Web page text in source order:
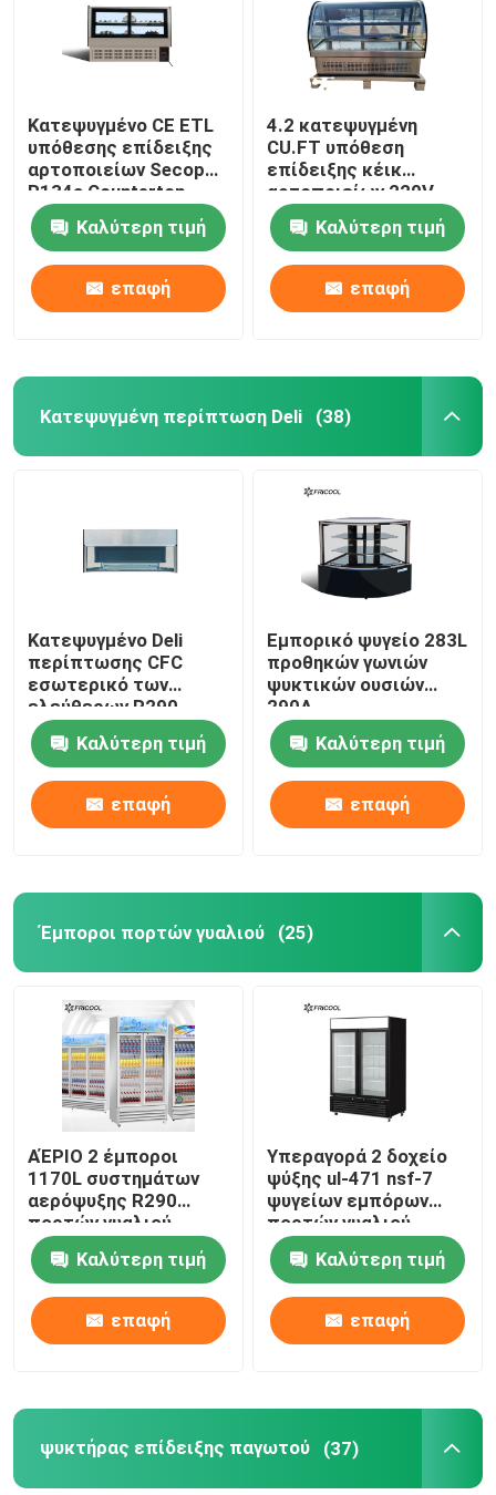
Προϊόντα
Γύρος εργοστασίων
Ποιοτικός έλεγχος
επαφή
Όλες οι περιπτώσεις
Κατεψυγμένη περίπτωση επίδειξης αρτοποιείων
Κατεψυγμένη περίπτωση Deli
Έμποροι πορτών γυαλιού
Κατεψυγμένο CE ETL
υπόθεσης επίδειξης
αρτοποιείων Secop
R134a Countertop
Καλύτερη τιμή
επαφή
4.2 κατεψυγμένη
CU.FT υπόθεση
επίδειξης κέικ
αρτοποιείων 220V
50HZ
Καλύτερη τιμή
επαφή
Κατεψυγμένη περίπτωση Deli (38)
Κατεψυγμένο Deli
περίπτωσης CFC
εσωτερικό των
ελεύθερων R290
αρτοποιείων
οδηγήσεων προθηκών
Καλύτερη τιμή
επαφή
Εμπορικό ψυγείο 283L
προθηκών γωνιών
ψυκτικών ουσιών
290A
Καλύτερη τιμή
επαφή
Έμποροι πορτών γυαλιού (25)
ΑΈΡΙΟ 2 έμποροι
1170L συστημάτων
αερόψυξης R290
πορτών γυαλιού
Καλύτερη τιμή
επαφή
Υπεραγορά 2 δοχείο
ψύξης ul-471 nsf-7
ψυγείων εμπόρων
πορτών γυαλιού
Καλύτερη τιμή
επαφή
ψυκτήρας επίδειξης παγωτού (37)